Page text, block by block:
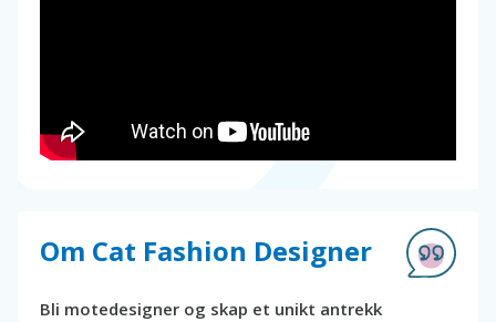
Om Cat Fashion Designer
Bli motedesigner og skap et unikt antrekk